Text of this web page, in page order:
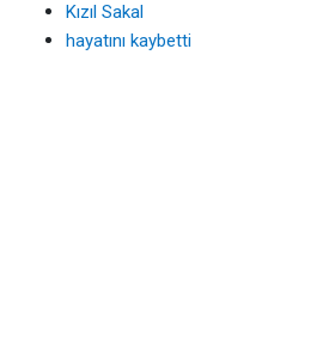
Kızıl Sakal
hayatını kaybetti